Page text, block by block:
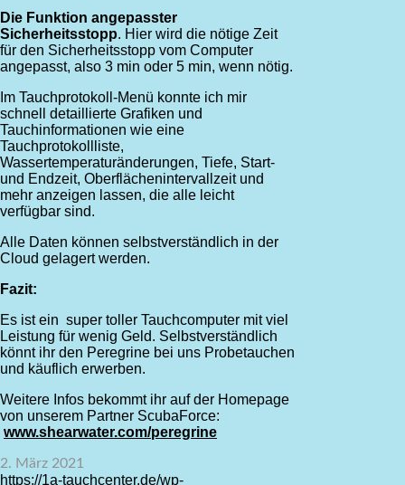
Die Funktion angepasster
Sicherheitsstopp. Hier wird die nötige Zeit
für den Sicherheitsstopp vom Computer
angepasst, also 3 min oder 5 min, wenn nötig.
Im Tauchprotokoll-Menü konnte ich mir
schnell detaillierte Grafiken und
Tauchinformationen wie eine
Tauchprotokollliste,
Wassertemperaturänderungen, Tiefe, Start-
und Endzeit, Oberflächenintervallzeit und
mehr anzeigen lassen, die alle leicht
verfügbar sind.
Alle Daten können selbstverständlich in der
Cloud gelagert werden.
Fazit:
Es ist ein super toller Tauchcomputer mit viel
Leistung für wenig Geld. Selbstverständlich
könnt ihr den Peregrine bei uns Probetauchen
und käuflich erwerben.
Weitere Infos bekommt ihr auf der Homepage
von unserem Partner ScubaForce:
www.shearwater.com/peregrine
2. März 2021
https://1a-tauchcenter.de/wp-